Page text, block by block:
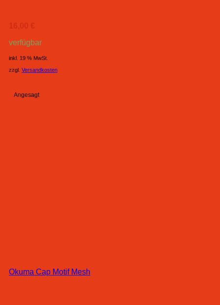
16,00 €
verfügbar
inkl. 19 % MwSt.
zzgl. Versandkosten
Angesagt
Okuma Cap Motif Mesh